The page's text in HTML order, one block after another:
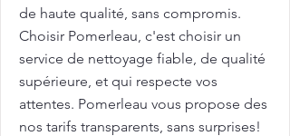
de haute qualité, sans compromis.
Choisir Pomerleau, c'est choisir un
service de nettoyage fiable, de qualité
supérieure, et qui respecte vos
attentes. Pomerleau vous propose des
nos tarifs transparents, sans surprises!